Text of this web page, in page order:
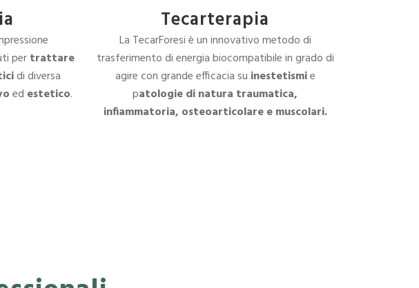
pertrattare
di diversa
ed estetico.
Tecarterapia
La TecarForesi è un innovativo metodo di
trasferimento di energia biocompatibile in grado di
agire con grande efficacia su inestetismie
patologie di natura traumatica,
infiammatoria, osteoarticolare e muscolari.